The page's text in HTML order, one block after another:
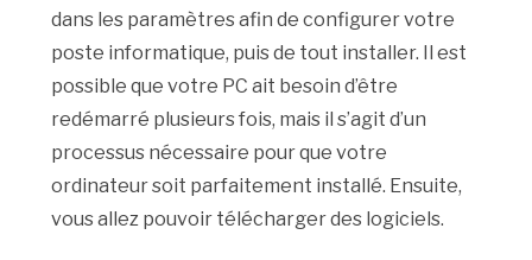
dans les paramètres afin de configurer votre
poste informatique, puis de tout installer. Il est
possible que votre PC ait besoin d’être
redémarré plusieurs fois, mais il s’agit d’un
processus nécessaire pour que votre
ordinateur soit parfaitement installé. Ensuite,
vous allez pouvoir télécharger des logiciels.